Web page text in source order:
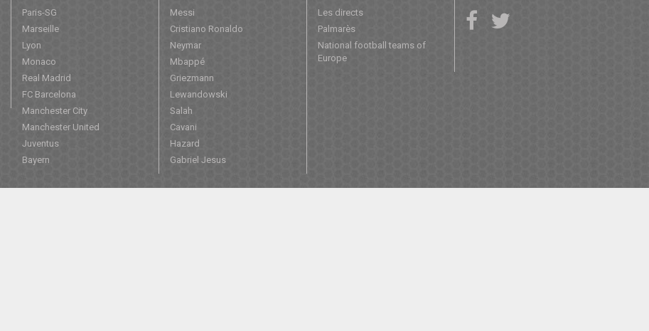
Paris-SG
Marseille
Lyon
Monaco
Real Madrid
FC Barcelona
Manchester City
Manchester United
Juventus
Bayern
Messi
Cristiano Ronaldo
Neymar
Mbappé
Griezmann
Lewandowski
Salah
Cavani
Hazard
Gabriel Jesus
Les directs
Palmarès
National football teams of
Europe